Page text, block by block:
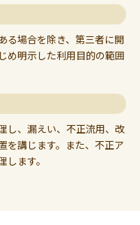
る場合を除き、第三者に開
め明示した利用目的の範囲
し、漏えい、不正流用、改
を講じます。また、不正ア
ます。